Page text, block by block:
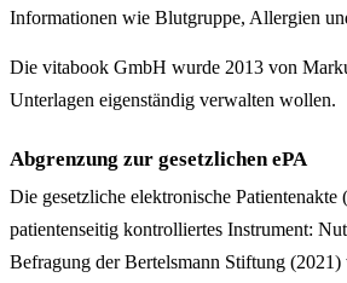
Informationen wie Blutgruppe, Allergien
Die vitabook GmbH wurde 2013 von
Unterlagen eigenständig verwalten wollen.
Abgrenzung zur gesetzlichen ePA
Die gesetzliche elektronische
patientenseitig kontrolliertes Instrument:
Befragung der Bertelsmann Stiftung